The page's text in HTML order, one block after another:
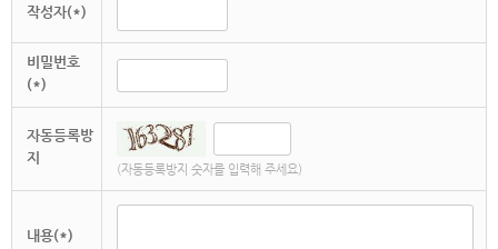
작성자(*)
비밀번호
(*)
자동등록방
지
(자동등록방지 숫자를 입력해 주세요)
내용(*)